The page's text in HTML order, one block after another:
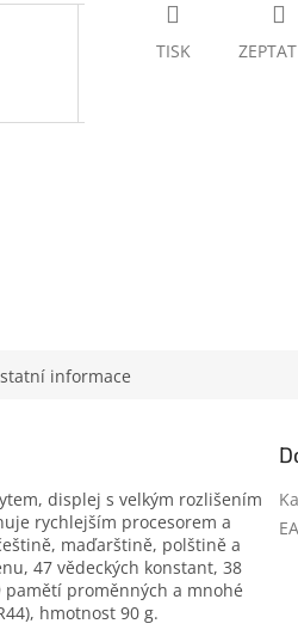
TISK
informace
displej s velkým rozlišením
rychlejším procesorem a
maďarštině, polštině a
47 vědeckých konstant, 38
proměnných a mnohé
hmotnost 90 g.